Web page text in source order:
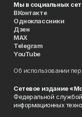
Мы в социальных
ВКонтакте
Одноклассники
Дзен
MAX
Telegram
YouTube
Об использовании
Сетевое издание
Федеральной
информационных